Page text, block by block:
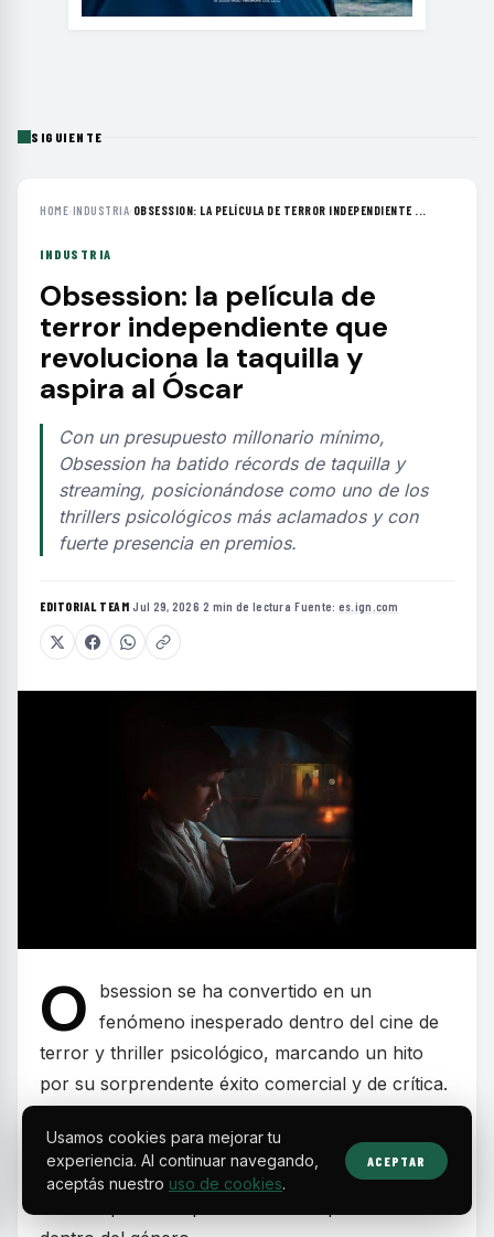
SIGUIENTE
HOME›INDUSTRIA› OBSESSION: LA PELÍCULA DE TERROR INDEPENDIENTE ...
INDUSTRIA
Obsession: la película de
terror independiente que
revoluciona la taquilla y
aspira al Óscar
Con un presupuesto millonario mínimo,
Obsession ha batido récords de taquilla y
streaming, posicionándose como uno de los
thrillers psicológicos más aclamados y con
fuerte presencia en premios.
EDITORIAL TEAM·Jul 29, 2026·2 min de lectura·Fuente: es.ign.com
O
bsession se ha convertido en un
fenómeno inesperado dentro del cine de
terror y thriller psicológico, marcando un hito
por su sorprendente éxito comercial y de crítica.
inferior al millón de dólares, ha logrado recaudar
casi 450 millones a nivel mundial, algo casi
Usamos cookies para mejorar tu
experiencia. Al continuar navegando,
aceptás nuestro uso de cookies.
ACEPTAR